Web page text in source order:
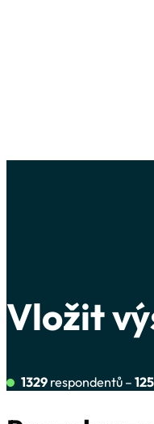
Vložit
1329 respondentů –